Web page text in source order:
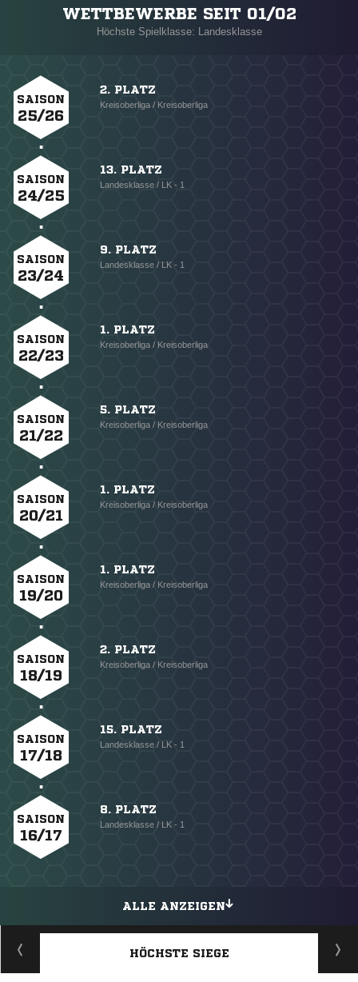
WETTBEWERBE SEIT 01/02
Höchste Spielklasse: Landesklasse
SAISON
25/26
2. PLATZ
Kreisoberliga / Kreisoberliga
SAISON
24/25
13. PLATZ
Landesklasse / LK - 1
SAISON
23/24
9. PLATZ
Landesklasse / LK - 1
SAISON
22/23
1. PLATZ
Kreisoberliga / Kreisoberliga
SAISON
21/22
5. PLATZ
Kreisoberliga / Kreisoberliga
SAISON
20/21
1. PLATZ
Kreisoberliga / Kreisoberliga
SAISON
19/20
1. PLATZ
Kreisoberliga / Kreisoberliga
SAISON
18/19
2. PLATZ
Kreisoberliga / Kreisoberliga
SAISON
17/18
15. PLATZ
Landesklasse / LK - 1
SAISON
16/17
8. PLATZ
Landesklasse / LK - 1
ALLE ANZEIGEN
HÖCHSTE SIEGE